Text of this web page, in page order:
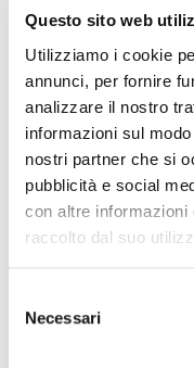
Questo sito web
Utilizziamo i cookie
annunci, per fornire
analizzare il nostro
informazioni sul
nostri partner che si
pubblicità e social
con altre informazioni
raccolto dal suo
delNecessari
APERTURA DI
POSSIBILE
ANCHE PER
RISTRUTTURARE
PRECEDENTE
RISARCIMENTO
SANITARI –
della sindrome di
TRA
SENZA CAUSA: LA